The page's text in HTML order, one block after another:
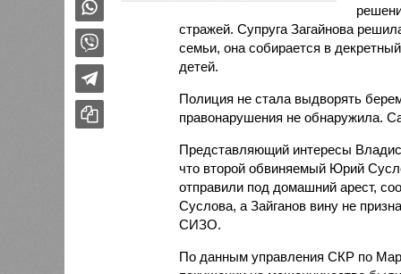
стражей. Супруга Загайнова
семьи, она собирается в
детей.
Полиция не стала выдворять
правонарушения не обнаружила.
Представляющий интересы
что второй обвиняемый Юрий
отправили под домашний арест,
Суслова, а Зайганов вину не
СИЗО.
По данным управления СКР по